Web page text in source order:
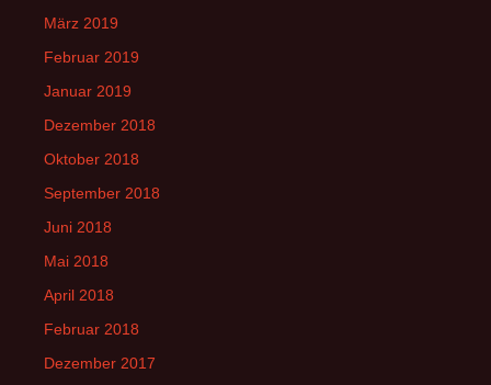
März 2019
Februar 2019
Januar 2019
Dezember 2018
Oktober 2018
September 2018
Juni 2018
Mai 2018
April 2018
Februar 2018
Dezember 2017